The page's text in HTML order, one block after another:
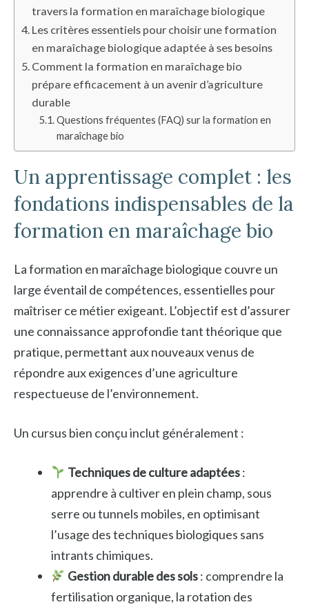
travers la formation en maraîchage biologique
Les critères essentiels pour choisir une formation
en maraîchage biologique adaptée à ses besoins
Comment la formation en maraîchage bio
prépare efficacement à un avenir d’agriculture
durable
Questions fréquentes (FAQ) sur la formation en
maraîchage bio
Un apprentissage complet : les
fondations indispensables de la
formation en maraîchage bio
La formation en maraîchage biologique couvre un
large éventail de compétences, essentielles pour
maîtriser ce métier exigeant. L’objectif est d’assurer
une connaissance approfondie tant théorique que
pratique, permettant aux nouveaux venus de
répondre aux exigences d’une agriculture
respectueuse de l’environnement.
Un cursus bien conçu inclut généralement :
Techniques de culture adaptées:
apprendre à cultiver en plein champ, sous
serre ou tunnels mobiles, en optimisant
l’usage des techniques biologiques sans
intrants chimiques.
Gestion durable des sols: comprendre la
fertilisation organique, la rotation des